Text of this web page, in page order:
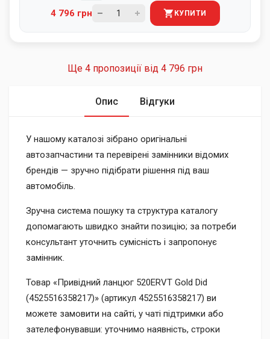
4 796 грн КУПИТИ
Ще 4 пропозиції від 4 796 грн
Опис Відгуки
У нашому каталозі зібрано оригінальні
автозапчастини та перевірені замінники відомих
брендів — зручно підібрати рішення під ваш
автомобіль.
Зручна система пошуку та структура каталогу
допомагають швидко знайти позицію; за потреби
консультант уточнить сумісність і запропонує
замінник.
Товар «Привідний ланцюг 520ERVT Gold Did
(4525516358217)» (артикул 4525516358217) ви
можете замовити на сайті, у чаті підтримки або
зателефонувавши: уточнимо наявність, строки